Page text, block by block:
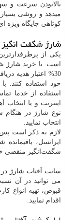
بالابودن سرعت و
میدهد و روشی
کوتاهی جایگاه ویژه
شارژ شگفت
یکی از
است. با خرید شارژ
خود استفاده کنند.
استفاده از خدما
اینترنت و یا
نوع شارژ در
انتخاب نمایید.
لازم به ذکر است پس
ایرانسل،
شگفت‌انگیز منقضی
سایت آفتاب شارژ
می توانید در آن
قبوض، تهیه انواع
اقدام نمایید.